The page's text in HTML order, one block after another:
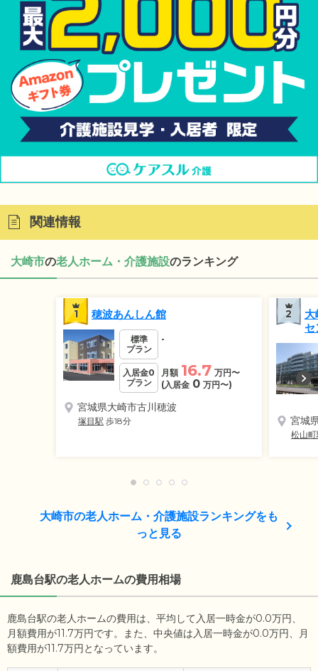
関連情報
大崎市の老人ホーム・介護施設のランキング
1 穂波あんしん館
標準
プラン
-
入居金0
プラン
月額 16.7 万円〜
(入居金 0 万円〜)
宮城県大崎市古川穂波
塚目駅 歩18分
2
セ
宮城
松山
大崎市の老人ホーム・介護施設ランキングをも
っと見る
鹿島台駅の老人ホームの費用相場
鹿島台駅の老人ホームの費用は、平均して入居一時金が0.0万円、
月額費用が11.7万円です。また、中央値は入居一時金が0.0万円、月
額費用が11.7万円となっています。